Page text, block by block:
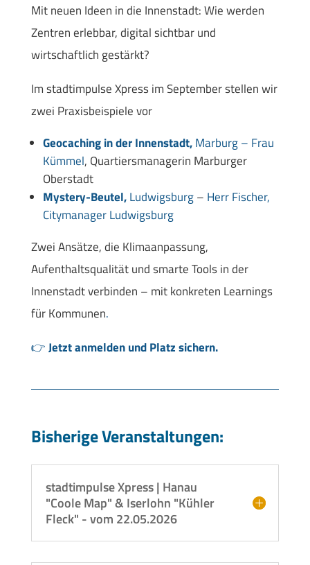
Mit neuen Ideen in die Innenstadt: Wie werden
Zentren erlebbar, digital sichtbar und
wirtschaftlich gestärkt?
Im stadtimpulse Xpress im September stellen wir
zwei Praxisbeispiele vor
Geocaching in der Innenstadt,Marburg – Frau
Kümmel, Quartiersmanagerin Marburger
Oberstadt
Mystery-Beutel,Ludwigsburg– Herr Fischer,
Citymanager Ludwigsburg
Zwei Ansätze, die Klimaanpassung,
Aufenthaltsqualität und smarte Tools in der
Innenstadt verbinden – mit konkreten Learnings
für Kommunen.
👉Jetzt anmelden und Platz sichern.
Bisherige Veranstaltungen:
stadtimpulse Xpress | Hanau
"Coole Map" & Iserlohn "Kühler
Fleck" - vom 22.05.2026